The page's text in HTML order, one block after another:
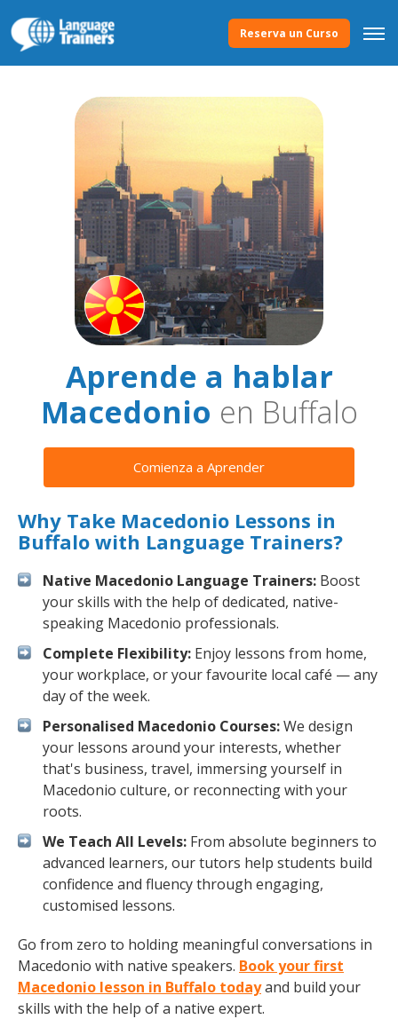
Reserva un Curso
Aprende a hablar
Macedonio en Buffalo
Comienza a Aprender
Why Take Macedonio Lessons in
Buffalo with Language Trainers?
Native Macedonio Language Trainers: Boost
your skills with the help of dedicated, native-
speaking Macedonio professionals.
Complete Flexibility: Enjoy lessons from home,
your workplace, or your favourite local café — any
day of the week.
Personalised Macedonio Courses:We design
your lessons around your interests, whether
that's business, travel, immersing yourself in
Macedonio culture, or reconnecting with your
roots.
We Teach All Levels: From absolute beginners to
advanced learners, our tutors help students build
confidence and fluency through engaging,
customised lessons.
Go from zero to holding meaningful conversations in
Macedonio with native speakers. Book your first
Macedonio lesson in Buffalo todayand build your
skills with the help of a native expert.